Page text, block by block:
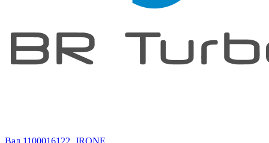
Вал 1100016122, JRONE